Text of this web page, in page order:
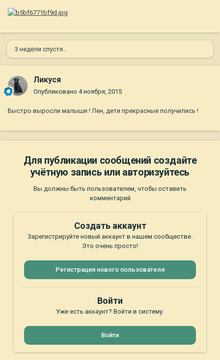
3 недели спустя...
Ликуся
Опубликовано 4 ноября, 2015
Быстро выросли малыши ! Лен, дети прекрасные получились !
Для публикации сообщений создайте
учётную запись или авторизуйтесь
Вы должны быть пользователем, чтобы оставить
комментарий
Создать аккаунт
Зарегистрируйте новый аккаунт в нашем сообществе.
Это очень просто!
Регистрация нового пользователя
Войти
Уже есть аккаунт? Войти в систему.
Войти